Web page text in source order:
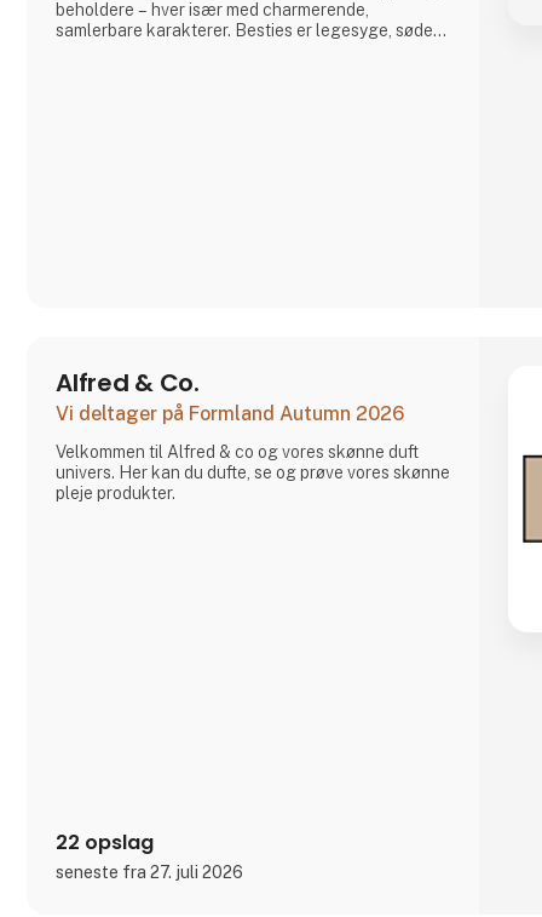
beholdere – hver især med charmerende,
samlerbare karakterer. Besties er legesyge, søde
Alfred & Co.
Vi deltager på Formland Autumn 2026
Velkommen til Alfred & co og vores skønne duft
univers. Her kan du dufte, se og prøve vores skønne
pleje produkter.
22 opslag
seneste fra 27. juli 2026